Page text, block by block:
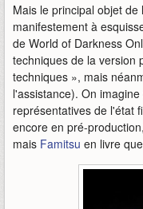
Mais le principal objet
manifestement à
de World of Darkness
techniques de la version
techniques », mais
l'assistance). On
représentatives de l'état
encore en pré-
mais Famitsu en livre